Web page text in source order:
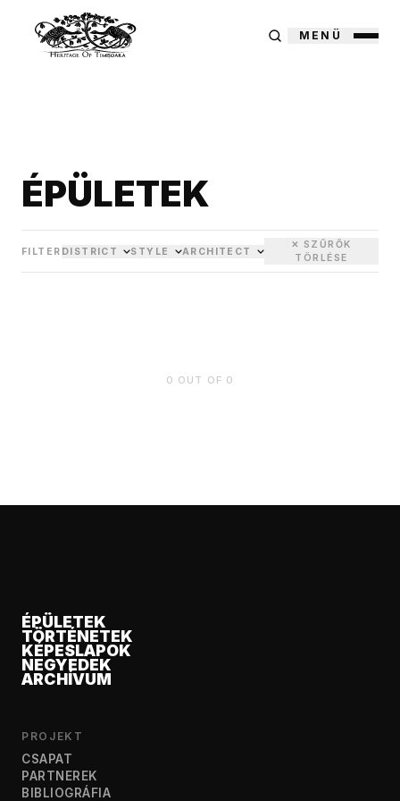
MENÜ
ÉPÜLETEK
FILTER DISTRICT STYLE ARCHITECT
✕ SZŰRŐK
TÖRLÉSE
0 OUT OF 0
ÉPÜLETEK
TÖRTÉNETEK
KÉPESLAPOK
NEGYEDEK
ARCHÍVUM
PROJEKT
CSAPAT
PARTNEREK
BIBLIOGRÁFIA